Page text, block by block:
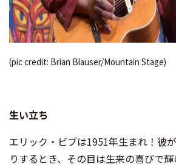
(pic credit: Brian Blauser/Mountain Stage)
生い立ち
エリック・ビブは1951年生まれ！彼
りするとき、その目は生来の喜びで